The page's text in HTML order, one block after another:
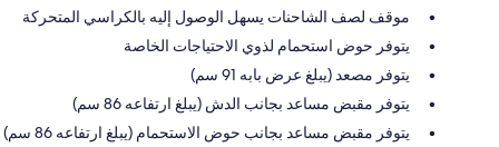
موقف لصف الشاحنات يسهل الوصول إليه بالكراسي المتحركة
يتوفر حوض استحمام لذوي الاحتياجات الخاصة
يتوفر مصعد (يبلغ عرض بابه 91 سم)
يتوفر مقبض مساعد بجانب الدش (يبلغ ارتفاعه 86 سم)
يتوفر مقبض مساعد بجانب حوض الاستحمام (يبلغ ارتفاعه 86 سم)